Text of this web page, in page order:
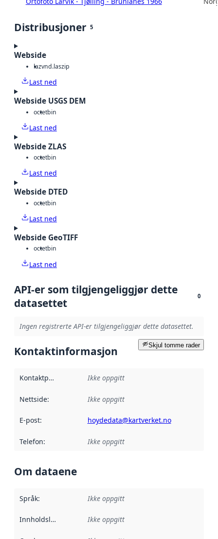
Distribusjoner 5
Webside
lazvnd.laszip
Last ned
Webside USGS DEM
octetbin
Last ned
Webside ZLAS
octetbin
Last ned
Webside DTED
octetbin
Last ned
Webside GeoTIFF
octetbin
Last ned
API-er som tilgjengeliggjør dette
datasettet
0
Ingen registrerte API-er tilgjengeliggjør dette datasettet.
Skjul tomme rader
Kontaktinformasjon
Kontaktpunkt Ikke oppgitt
Nettside: Ikke oppgitt
E-post: hoydedata@kartverket.no
Telefon: Ikke oppgitt
Om dataene
Språk: Ikke oppgitt
Innholdsleverandører :
Ikke oppgitt